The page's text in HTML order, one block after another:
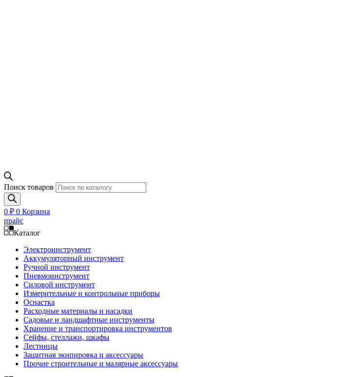
Поиск товаров
0 ₽ 0 Корзина
прайс
Каталог
Электроинструмент
Аккумуляторный инструмент
Ручной инструмент
Пневмоинструмент
Силовой инструмент
Измерительные и контрольные приборы
Оснастка
Расходные материалы и насадки
Садовые и ландшафтные инструменты
Хранение и транспортировка инструментов
Сейфы, стеллажи, шкафы
Лестницы
Защитная экипировка и аксессуары
Прочие строительные и малярные аксессуары